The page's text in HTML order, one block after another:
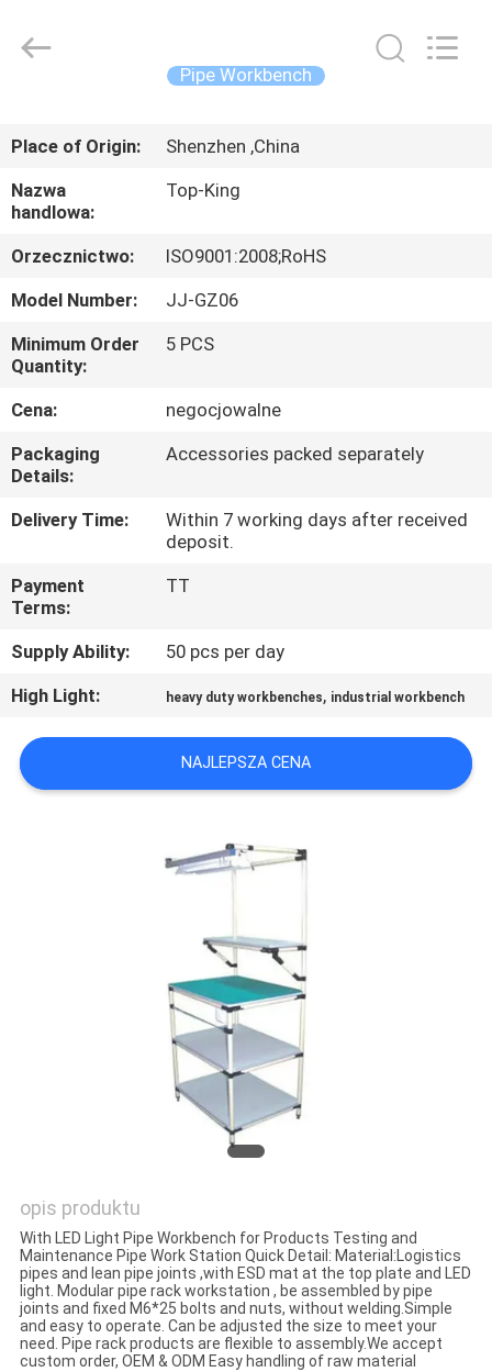
DOMU
PRODUKTY
O
NAS
WYCIECZKA
PO
FABRYCE
JAKOŚCI
SKONTAKTUJ
SIĘ
NAMI
PRYWATNOŚCI
Pipe Workbench
Place of Origin:
Shenzhen ,China
Nazwa
handlowa:
Top-King
Orzecznictwo:
ISO9001:2008;RoHS
Model Number:
JJ-GZ06
Minimum Order
Quantity:
5 PCS
Cena:
negocjowalne
Packaging
Details:
Accessories packed separately
Delivery Time:
Within 7 working days after received
deposit.
Payment
Terms:
TT
Supply Ability:
50 pcs per day
High Light:
heavy duty workbenches, industrial workbench
NAJLEPSZA CENA
opis produktu
With LED Light Pipe Workbench for Products Testing and
Maintenance Pipe Work Station Quick Detail: Material:Logistics
pipes and lean pipe joints ,with ESD mat at the top plate and LED
light. Modular pipe rack workstation , be assembled by pipe
joints and fixed M6*25 bolts and nuts, without welding.Simple
and easy to operate. Can be adjusted the size to meet your
need. Pipe rack products are flexible to assembly.We accept
custom order, OEM & ODM Easy handling of raw material